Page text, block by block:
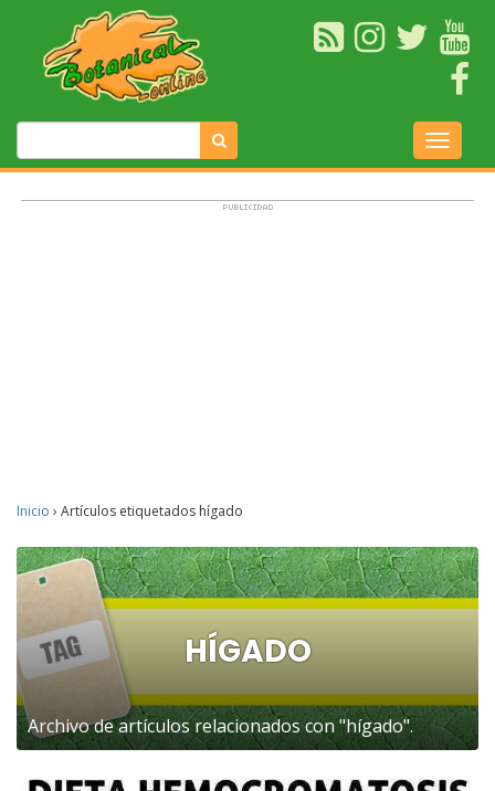
Inicio › Artículos etiquetados hígado
HÍGADO
Archivo de artículos relacionados con "hígado".